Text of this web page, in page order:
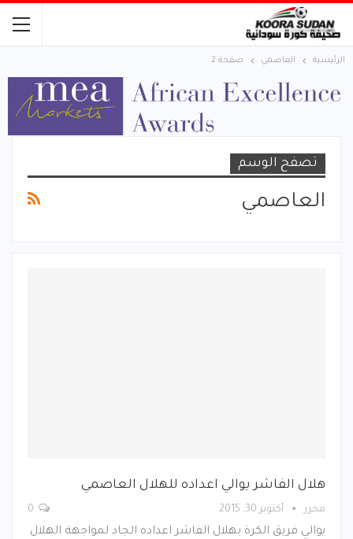
الرئيسية العاصمي صفحة 2
تصفح الوسم
العاصمي
هلال الفاشر يوالي اعداده للهلال العاصمي
محرر أكتوبر 30, 2015
يوالي فريق الكرة بهلال الفاشر اعداده الجاد لمواجهة الهلال